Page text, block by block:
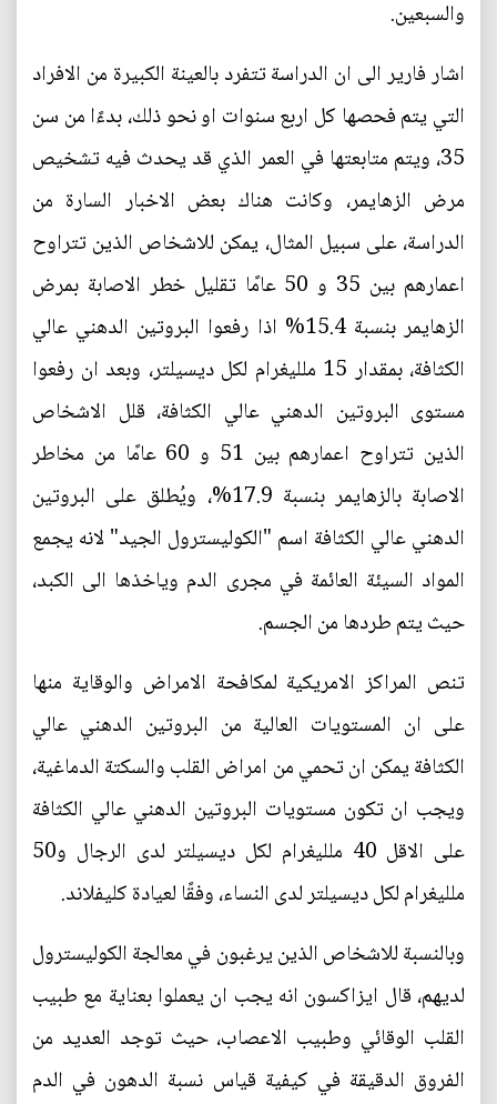
والسبعين.
اشار فارير الى ان الدراسة تتفرد بالعينة الكبيرة من الافراد
التي يتم فحصها كل اربع سنوات او نحو ذلك، بدءًا من سن
35، ويتم متابعتها في العمر الذي قد يحدث فيه تشخيص
مرض الزهايمر، وكانت هناك بعض الاخبار السارة من
الدراسة، على سبيل المثال، يمكن للاشخاص الذين تتراوح
اعمارهم بين 35 و 50 عامًا تقليل خطر الاصابة بمرض
الزهايمر بنسبة 15.4% اذا رفعوا البروتين الدهني عالي
الكثافة، بمقدار 15 ملليغرام لكل ديسيلتر، وبعد ان رفعوا
مستوى البروتين الدهني عالي الكثافة، قلل الاشخاص
الذين تتراوح اعمارهم بين 51 و 60 عامًا من مخاطر
الاصابة بالزهايمر بنسبة 17.9%، ويُطلق على البروتين
الدهني عالي الكثافة اسم "الكوليسترول الجيد" لانه يجمع
المواد السيئة العائمة في مجرى الدم وياخذها الى الكبد،
حيث يتم طردها من الجسم.
تنص المراكز الامريكية لمكافحة الامراض والوقاية منها
على ان المستويات العالية من البروتين الدهني عالي
الكثافة يمكن ان تحمي من امراض القلب والسكتة الدماغية،
ويجب ان تكون مستويات البروتين الدهني عالي الكثافة
على الاقل 40 ملليغرام لكل ديسيلتر لدى الرجال و50
ملليغرام لكل ديسيلتر لدى النساء، وفقًا لعيادة كليفلاند.
وبالنسبة للاشخاص الذين يرغبون في معالجة الكوليسترول
لديهم، قال ايزاكسون انه يجب ان يعملوا بعناية مع طبيب
القلب الوقائي وطبيب الاعصاب، حيث توجد العديد من
الفروق الدقيقة في كيفية قياس نسبة الدهون في الدم